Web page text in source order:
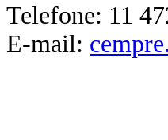
Telefone: 11
E-mail: